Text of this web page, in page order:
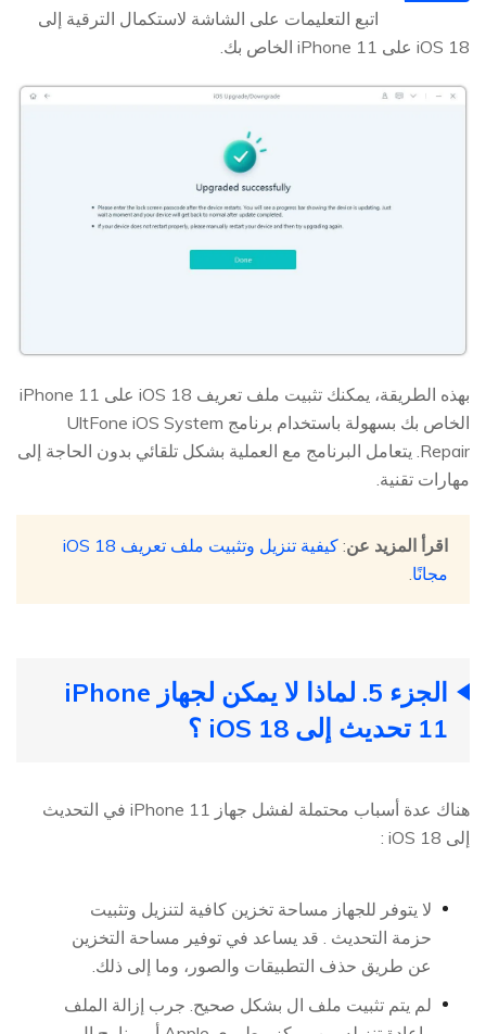
اتبع التعليمات على الشاشة لاستكمال الترقية إلى
iOS 18 على iPhone 11 الخاص بك.
بهذه الطريقة، يمكنك تثبيت ملف تعريف iOS 18 على iPhone 11
الخاص بك بسهولة باستخدام برنامج UltFone iOS System
Repair. يتعامل البرنامج مع العملية بشكل تلقائي بدون الحاجة إلى
مهارات تقنية.
اقرأ المزيد عن:
كيفية تنزيل وتثبيت ملف تعريف iOS 18
مجانًا
الجزء 5. لماذا لا يمكن لجهاز iPhone
11 تحديث إلى iOS 18 ؟
هناك عدة أسباب محتملة لفشل جهاز iPhone 11 في التحديث
إلى iOS 18 :
لا يتوفر للجهاز مساحة تخزين كافية لتنزيل وتثبيت
حزمة التحديث . قد يساعد في توفير مساحة التخزين
عن طريق حذف التطبيقات والصور، وما إلى ذلك.
لم يتم تثبيت ملف ال بشكل صحيح. جرب إزالة الملف